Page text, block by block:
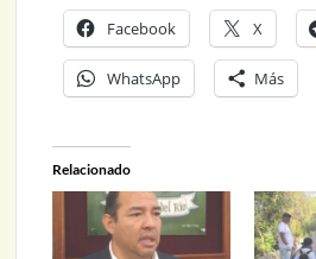
Facebook X
WhatsApp Más
Relacionado